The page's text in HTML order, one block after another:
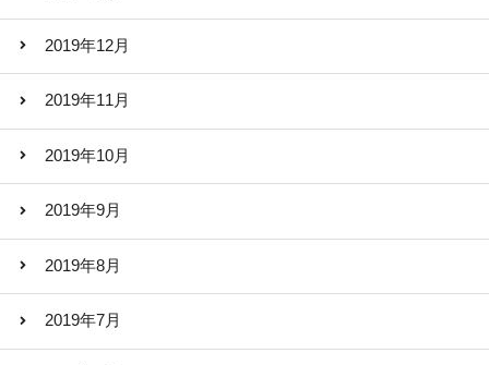
2019年12月
2019年11月
2019年10月
2019年9月
2019年8月
2019年7月